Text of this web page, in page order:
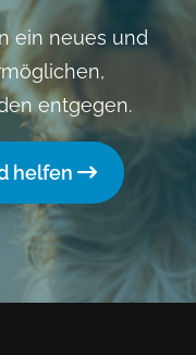
ein neues und
entgegen.
helfen